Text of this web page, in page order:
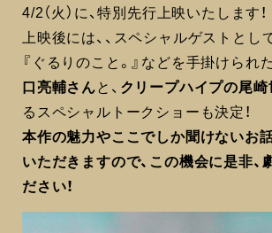
4/2（火）に、特別先行上映いたします！
上映後には、、スペシャルゲストとして
『ぐるりのこと。』などを手掛けられ
口亮輔さんと、 クリープハイプの尾
るスペシャルトークショーも決定！
本作の魅力やここでしか聞けないお
いただきますので、この機会に是非、
ださい！